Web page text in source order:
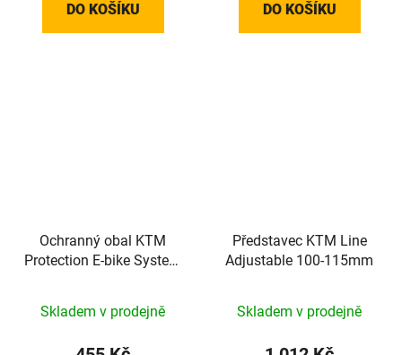
DO KOŠÍKU DO KOŠÍKU
Ochranný obal KTM
Protection E-bike System
Skladem v prodejně
Představec KTM Line
Adjustable 100-115mm
Skladem v prodejně